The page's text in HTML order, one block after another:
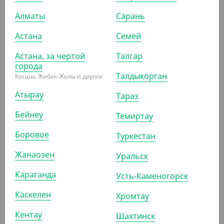
(89₸/ШТ)
Пакет металлизированный дой-пак с замком зип-лок,
210*330 мм (40+40), 140 мкм, прозрачный
ПОХОЖИЕ ТОВАРЫ
Алматы
Астана
Астана, за чертой
города
Косшы, Жибек-Жолы и другие
Атырау
Бейнеу
Боровое
Жанаозен
Караганда
Каскелен
Кентау
Сарань
Семей
Талгар
Талдыкорган
Тараз
Темиртау
Туркестан
Уральск
Усть-Каменогорск
Хромтау
Шахтинск